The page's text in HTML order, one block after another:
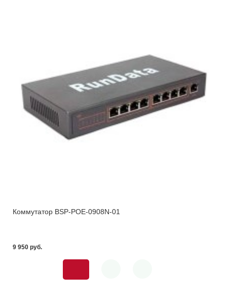
Коммутатор BSP-POE-0908N-01
9 950 pуб.